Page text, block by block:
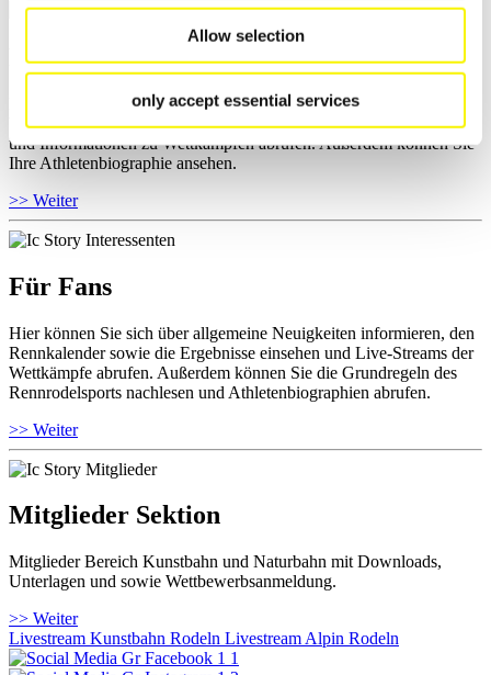
Allow selection
only accept essential services
Für Athleten
Hier können Sie das aktuelle Regelwerk sowie Richtlinien zu
Wettkämpfen, Anti-Doping und Fairplay einsehen, Ergebnislisten
und Informationen zu Wettkämpfen abrufen. Außerdem können Sie
Ihre Athletenbiographie ansehen.
>> Weiter
Für Fans
Hier können Sie sich über allgemeine Neuigkeiten informieren, den
Rennkalender sowie die Ergebnisse einsehen und Live-Streams der
Wettkämpfe abrufen. Außerdem können Sie die Grundregeln des
Rennrodelsports nachlesen und Athletenbiographien abrufen.
>> Weiter
Mitglieder Sektion
Mitglieder Bereich Kunstbahn und Naturbahn mit Downloads,
Unterlagen und sowie Wettbewerbsanmeldung.
>> Weiter
Livestream Kunstbahn Rodeln Livestream Alpin Rodeln